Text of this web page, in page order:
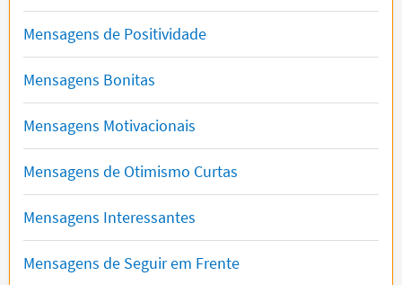
Mensagens de Positividade
Mensagens Bonitas
Mensagens Motivacionais
Mensagens de Otimismo Curtas
Mensagens Interessantes
Mensagens de Seguir em Frente